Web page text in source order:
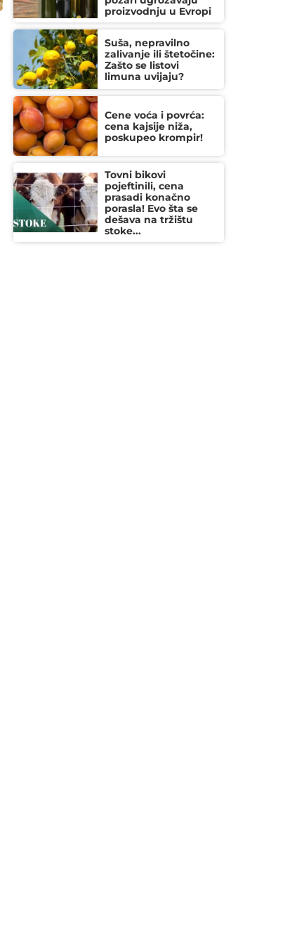
proizvodnju u Evropi
Suša, nepravilno
zalivanje ili štetočine:
Zašto se listovi
limuna uvijaju?
Cene voća i povrća:
cena kajsije niža,
poskupeo krompir!
Tovni bikovi
pojeftinili, cena
prasadi konačno
porasla! Evo šta se
dešava na tržištu
stoke...